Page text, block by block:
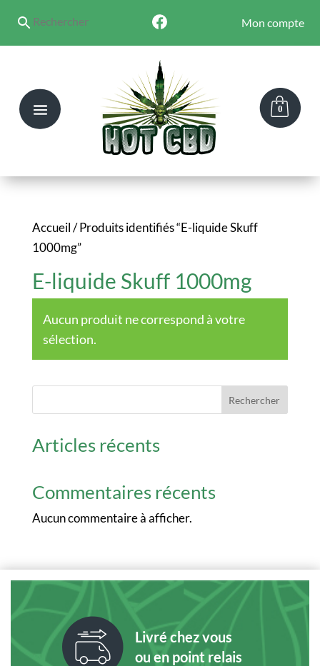
Mon compte
0
Accueil/ Produits identifiés “E-liquide Skuff
1000mg”
E-liquide Skuff 1000mg
Aucun produit ne correspond à votre
sélection.
Rechercher
Articles récents
Commentaires récents
Aucun commentaire à afficher.
Livré chez vous
ou en point relais